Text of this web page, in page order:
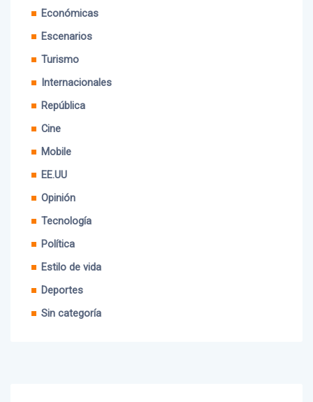
Económicas
Escenarios
Turismo
Internacionales
República
Cine
Mobile
EE.UU
Opinión
Tecnología
Política
Estilo de vida
Deportes
Sin categoría